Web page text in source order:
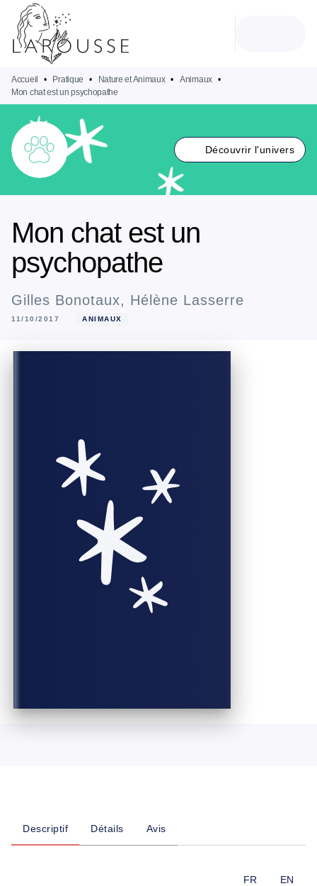
MENU
PIED DE PAGE
Accueil • Pratique • Nature et Animaux • Animaux •
Mon chat est un psychopathe
Découvrir l'univers
Mon chat est un
psychopathe
Gilles Bonotaux, Hélène Lasserre
11/10/2017 ANIMAUX
Descriptif Détails Avis
FR EN